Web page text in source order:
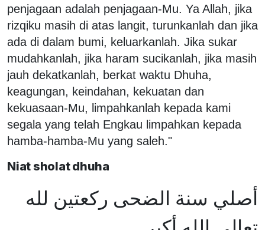
penjagaan adalah penjagaan-Mu. Ya Allah, jika
rizqiku masih di atas langit, turunkanlah dan jika
ada di dalam bumi, keluarkanlah. Jika sukar
mudahkanlah, jika haram sucikanlah, jika masih
jauh dekatkanlah, berkat waktu Dhuha,
keagungan, keindahan, kekuatan dan
kekuasaan-Mu, limpahkanlah kepada kami
segala yang telah Engkau limpahkan kepada
hamba-hamba-Mu yang saleh."
Niat sholat dhuha
أصلي سنة الضحى ركعتين لله